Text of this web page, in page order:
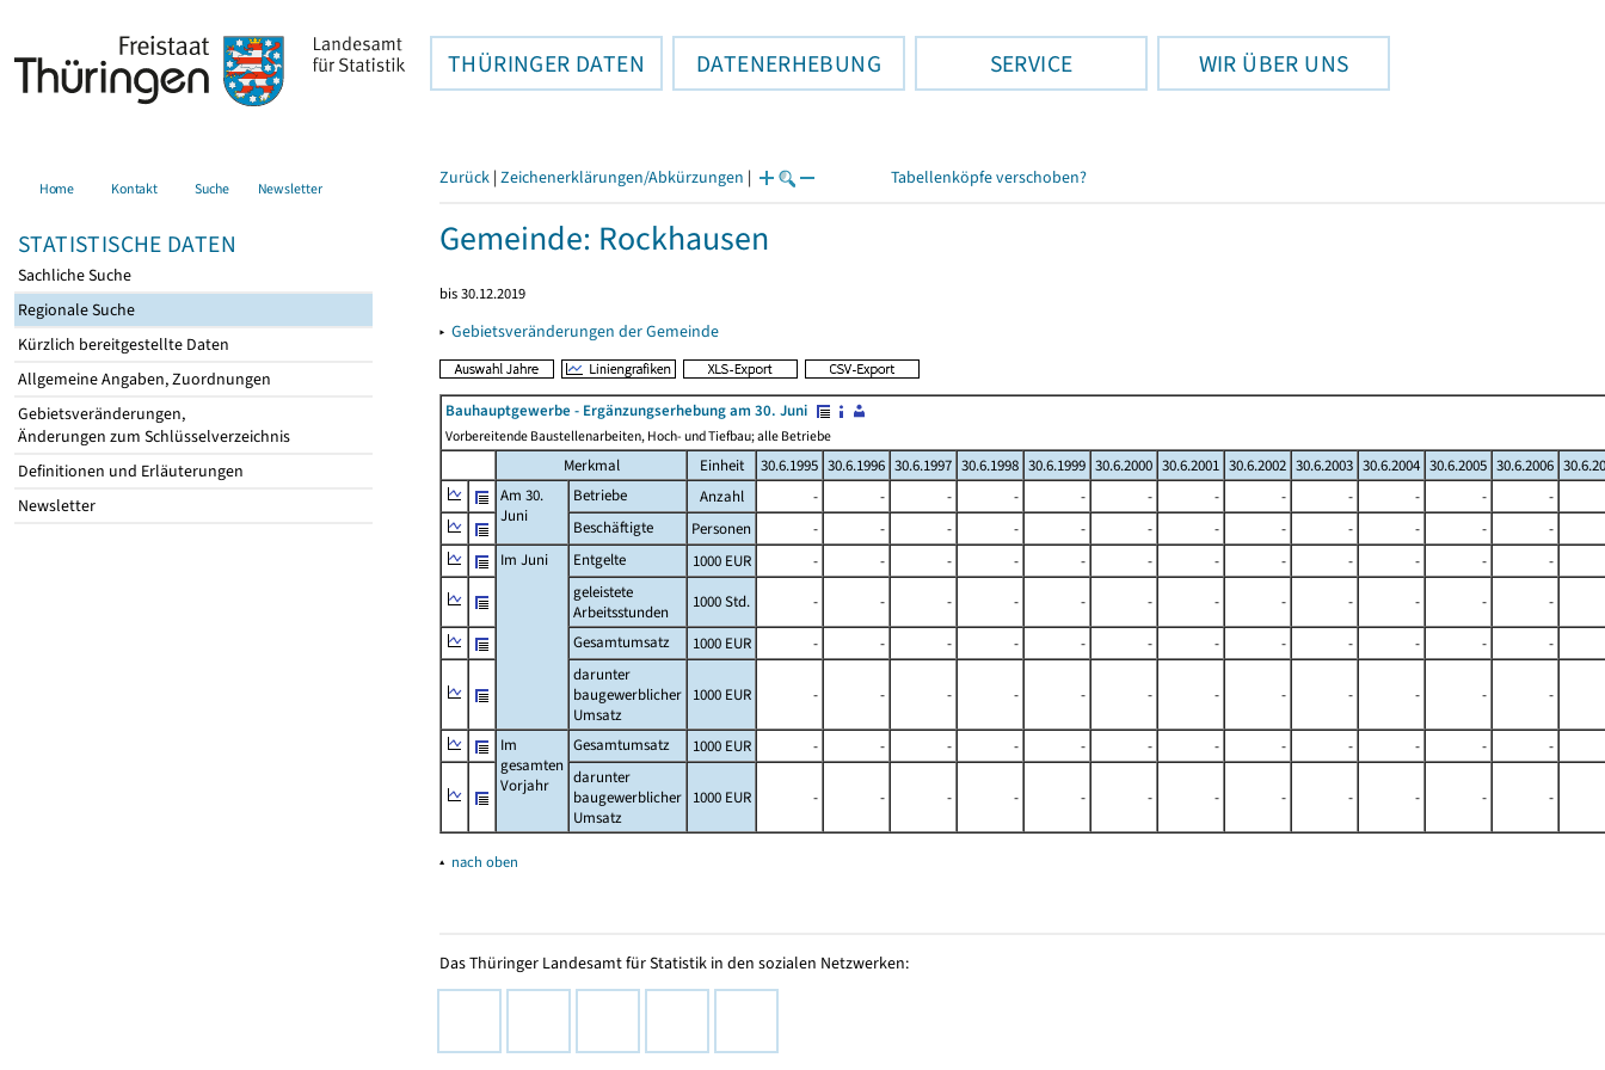
THÜRINGER DATEN DATENERHEBUNG SERVICE WIR ÜBER UNS
Home Kontakt Suche Newsletter
STATISTISCHE DATEN
Sachliche Suche
Regionale Suche
Kürzlich bereitgestellte Daten
Allgemeine Angaben, Zuordnungen
Gebietsveränderungen,
Änderungen zum Schlüsselverzeichnis
Definitionen und Erläuterungen
Newsletter
Zurück | Zeichenerklärungen/Abkürzungen | Tabellenköpfe verschoben?
Gemeinde: Rockhausen
bis 30.12.2019
▸ Gebietsveränderungen der Gemeinde
Bauhauptgewerbe - Ergänzungserhebung am 30. Juni
Vorbereitende Baustellenarbeiten, Hoch- und Tiefbau; alle Betriebe
Merkmal Einheit 30.6.1995 30.6.1996 30.6.1997 30.6.1998 30.6.1999 30.6.2000 30.6.2001 30.6.2002 30.6.2003 30.6.2004 30.6.2005 30.6.2006
Am 30.
Juni
Betriebe Anzahl - - - - - - - - - - -
-
Beschäftigte
Personen - - - - - - - - - - -
-
Im Juni
Entgelte 1000 EUR - - - - - - - - - - -
-
geleistete
Arbeitsstunden
1000 Std. - - - - - - - - - - -
-
Gesamtumsatz
1000 EUR - - - - - - - - - - -
-
darunter
baugewerblicher
Umsatz
1000 EUR - - - - - - - - - - - -
Im
gesamten
Vorjahr
Gesamtumsatz 1000 EUR - - - - - - - - - - -
-
darunter
baugewerblicher
Umsatz
1000 EUR - - - - - - - - - - - -
▴ nach oben
Das Thüringer Landesamt für Statistik in den sozialen Netzwerken: